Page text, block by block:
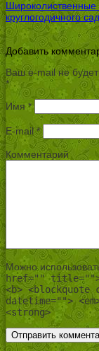
Широколиственные
круглогодичного
Добавить
Ваш e-mail не будет
*
Имя*
E-mail*
Комментарий
Можно
href=""
<b>
datetime="">
<strong>